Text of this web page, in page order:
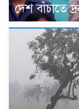
দেশ বাঁচাতে